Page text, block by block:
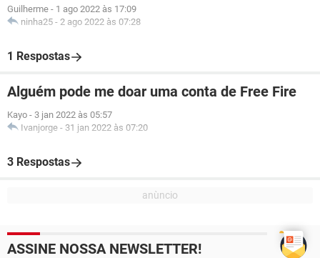
Guilherme - 1 ago 2022 às 17:09
ninha25 - 2 ago 2022 às 07:28
1 Respostas
Alguém pode me doar uma conta de Free Fire
Kayo - 3 jan 2022 às 05:57
Ivanjorge - 31 jan 2022 às 07:20
3 Respostas
ASSINE NOSSA NEWSLETTER!